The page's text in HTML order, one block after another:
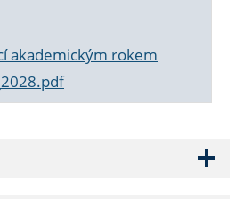
akademickým rokem